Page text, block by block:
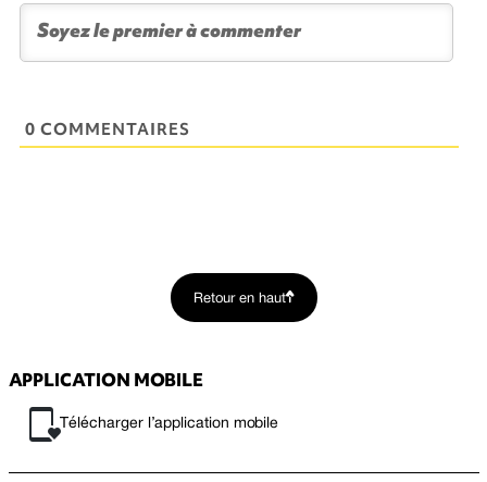
0 COMMENTAIRES
Retour en haut
APPLICATION MOBILE
Télécharger l’application mobile